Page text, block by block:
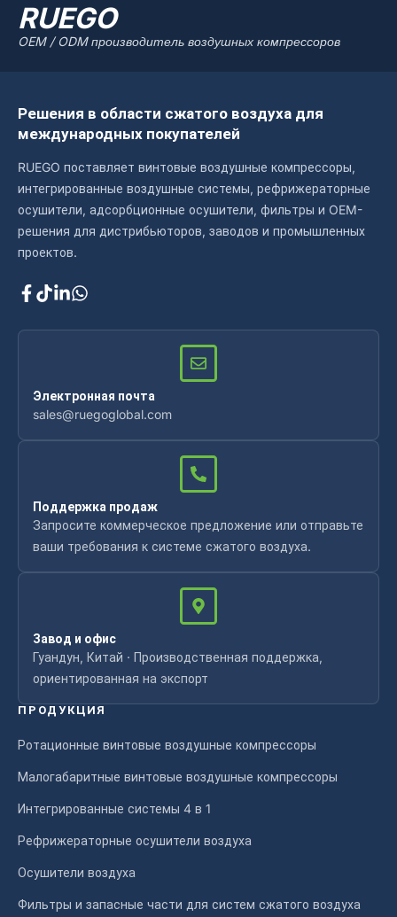
RUEGO
OEM / ODM производитель воздушных компрессоров
Решения в области сжатого воздуха для
международных покупателей
RUEGO поставляет винтовые воздушные компрессоры,
интегрированные воздушные системы, рефрижераторные
осушители, адсорбционные осушители, фильтры и OEM-
решения для дистрибьюторов, заводов и промышленных
проектов.
Электронная почта
sales@ruegoglobal.com
Поддержка продаж
Запросите коммерческое предложение или отправьте
ваши требования к системе сжатого воздуха.
Завод и офис
Гуандун, Китай · Производственная поддержка,
ориентированная на экспорт
ПРОДУКЦИЯ
Ротационные винтовые воздушные компрессоры
Малогабаритные винтовые воздушные компрессоры
Интегрированные системы 4 в 1
Рефрижераторные осушители воздуха
Осушители воздуха
Фильтры и запасные части для систем сжатого воздуха